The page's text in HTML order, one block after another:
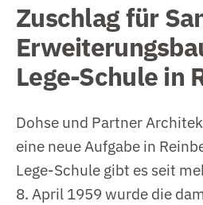
Zuschlag für
Lege-Schule in
Dohse und Partner
eine neue Aufgabe in
Lege-Schule gibt es seit
8. April 1959 wurde die